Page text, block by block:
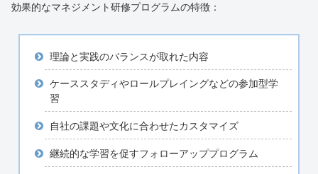
効果的なマネジメント研修プログラムの特徴：
理論と実践のバランスが取れた内容
ケーススタディやロールプレイングなどの参加型学
習
自社の課題や文化に合わせたカスタマイズ
継続的な学習を促すフォローアッププログラム